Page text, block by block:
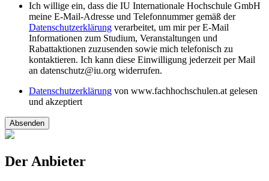
Ich willige ein, dass die IU Internationale Hochschule GmbH
meine E-Mail-Adresse und Telefonnummer gemäß der
Datenschutzerklärung verarbeitet, um mir per E-Mail
Informationen zum Studium, Veranstaltungen und
Rabattaktionen zuzusenden sowie mich telefonisch zu
kontaktieren. Ich kann diese Einwilligung jederzeit per Mail
an datenschutz@iu.org widerrufen.
Datenschutzerklärung von www.fachhochschulen.at gelesen
und akzeptiert
Absenden
Der Anbieter